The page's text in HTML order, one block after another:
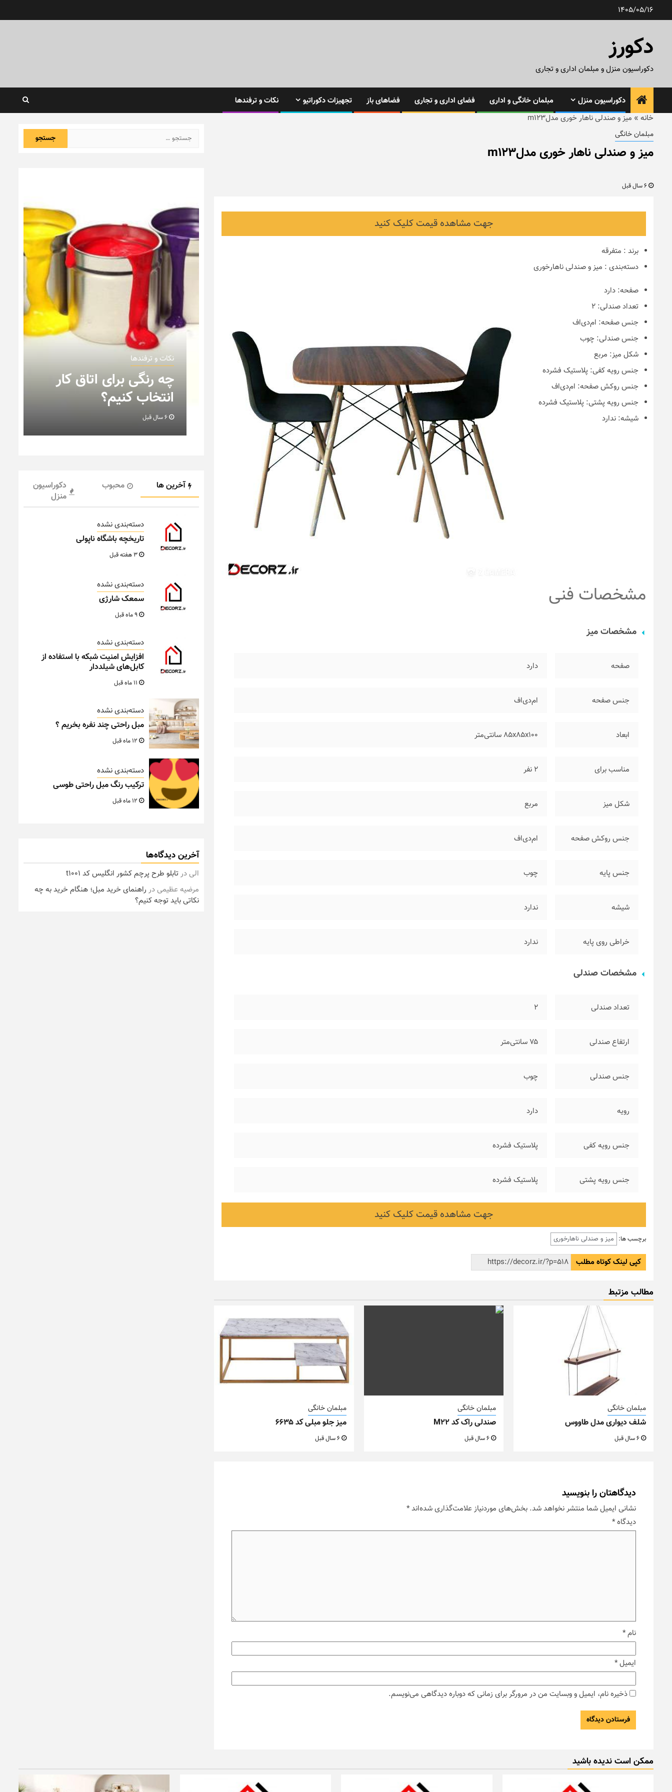
1405/05/16
دکورز
دکوراسیون منزل و مبلمان اداری و تجاری
دکوراسیون منزل مبلمان خانگی و اداری فضای اداری و تجاری فضاهای باز تجهیزات دکوراتیو
نکات و ترفندها
خانه » میز و صندلی ناهار خوری مدلm123
مبلمان خانگی
میز و صندلی ناهار خوری مدلm123
جهت مشاهده قیمت کلیک کنید
برند : متفرقه
دسته‌بندی : میز و صندلی ناهارخوری
صفحه: دارد
تعداد صندلی: ۲
جنس صفحه: ام‌دی‌اف
جنس صندلی: چوب
شکل میز: مربع
جنس رویه کفی: پلاستیک فشرده
جنس روکش صفحه: ام‌دی‌اف
جنس رویه پشتی: پلاستیک فشرده
شیشه: ندارد
مشخصات فنی
مشخصات میز
صفحه دارد
جنس صفحه ام‌دی‌اف
ابعاد ۸۵x85x100 سانتی‌متر
مناسب برای ۲ نفر
شکل میز مربع
جنس روکش صفحه ام‌دی‌اف
جنس پایه چوب
شیشه ندارد
خراطی روی پایه ندارد
مشخصات صندلی
تعداد صندلی ۲
ارتفاع صندلی ۷۵ سانتی‌متر
جنس صندلی چوب
رویه دارد
جنس رویه کفی پلاستیک فشرده
جنس رویه پشتی پلاستیک فشرده
جهت مشاهده قیمت کلیک کنید
برچسب ها: میز و صندلی ناهارخوری
کپی لینک کوتاه مطلب
مطالب مزتبط
مبلمان خانگی
شلف دیواری مدل طاووس
مبلمان خانگی
صندلی راک کد M22
6 سال قبل
مبلمان خانگی
میز جلو مبلی کد ۶۶۳۵
6 سال قبل
دیدگاهتان را بنویسید
نشانی ایمیل شما منتشر نخواهد شد. بخش‌های موردنیاز علامت‌گذاری شده‌اند*
دیدگاه*
نام*
ایمیل*
ذخیره نام، ایمیل و وبسایت من در مرورگر برای زمانی که دوباره دیدگاهی می‌نویسم.
جستجو
برای:
نکات و ترفندها
دکوراسیون مدرن در خانه
های ایرانی
دکوراسیون داخلی و
چیدمان خانه (جدیدترین
ایده‌ها و عکس‌ها)
نکات و ترفندها
چه رنگی برای اتاق کار
انتخاب کنیم؟
آخرین ها محبوب
دکوراسیون
منزل
دسته‌بندی نشده
تاریخچه باشگاه ناپولی
دسته‌بندی نشده
سمعک شارژی
دسته‌بندی نشده
افزایش امنیت شبکه با استفاده از
کابل‌های شیلددار
دسته‌بندی نشده
مبل راحتی چند نفره بخریم ؟
دسته‌بندی نشده
ترکیب رنگ مبل راحتی طوسی
آخرین دیدگاه‌ها
الیدرتابلو طرح پرچم کشور انگلیس کد t1001
مرضیه عظیمیدر راهنمای خرید مبل؛ هنگام خرید به چه
نکاتی باید توجه کنیم؟
ممکن است ندیده باشید